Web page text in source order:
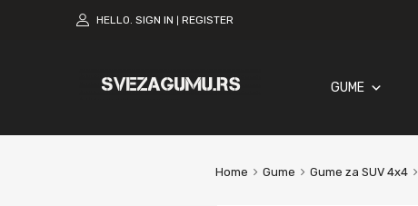
HELLO. SIGN IN REGISTER
GUME
Home Gume Gume za SUV 4x4